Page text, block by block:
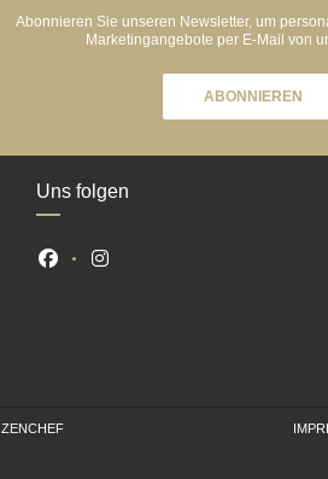
Abonnieren Sie unseren Newsletter, um
Marketingangebote per E-Mail von
ABONNIEREN
Uns folgen
Facebook ((öffnet ein neues
Instagram ((öffnet ein
ZENCHEF((ÖFFNET EIN NEUES FENSTER))